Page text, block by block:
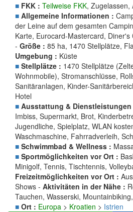
■ FKK : Teilweise FKK, Zugelassen,
■ Allgemeine Informationen :
der Leine auf dem gesamten
Karte, Eurocard-Mastercard,
- Größe : 85 ha, 1470 Stellplätze,
Umgebung : Küste
■ Stellplätze : 1470 Stellplätze
Wohnmobile), Stromanschlüsse,
Sanitäranlagen, Kinder-
Hotel
■ Ausstattung & Dienstleistungen
Imbiss, Supermarkt, Brot,
Jugendliche, Spielplatz, WLAN
Waschmaschine, Fahrradverleih,
■ Schwimmbad & Wellness :
■ Sportmöglichkeiten vor Ort :
Minigolf, Tennis, Tischtennis,
Freizeitmöglichkeiten vor Ort :
Shows - Aktivitäten in der Nähe :
Tauchen, Wasserski,
■ Ort : Europa > Kroatien > Istrien